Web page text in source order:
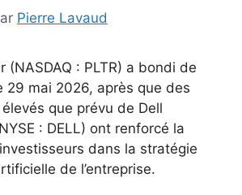
Pierre Lavaud
(NASDAQ : PLTR) a bondi de
29 mai 2026, après que des
que prévu de Dell
: DELL) ont renforcé la
dans la stratégie
de l’entreprise.